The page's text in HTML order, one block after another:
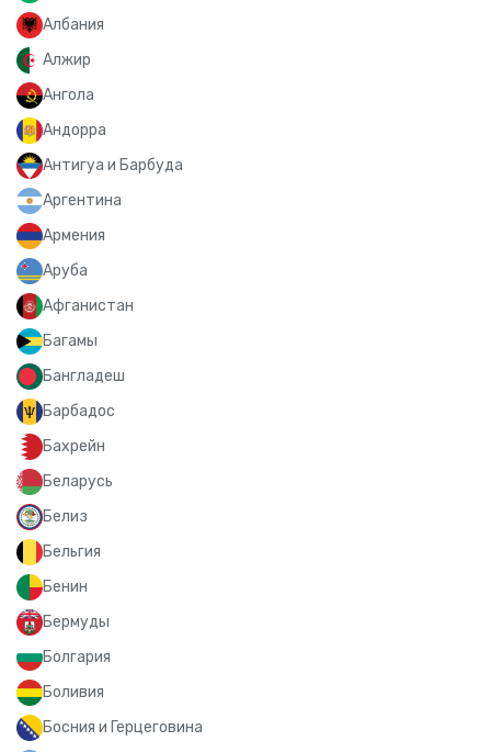
Албания
Алжир
Ангола
Андорра
Антигуа и Барбуда
Аргентина
Армения
Аруба
Афганистан
Багамы
Бангладеш
Барбадос
Бахрейн
Беларусь
Белиз
Бельгия
Бенин
Бермуды
Болгария
Боливия
Босния и Герцеговина